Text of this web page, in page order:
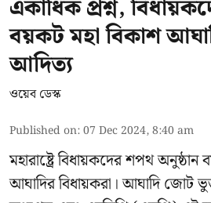
একাধিক প্রশ্ন,
বয়কট মহা বিকাশ
আদিত্য
ওয়েব ডেস্ক
Published on:07 Dec 2024, 8:40 am
মহারাষ্ট্রে বিধায়কদের শপথ
আঘাদিরবিধায়করা। আঘাদি জোট